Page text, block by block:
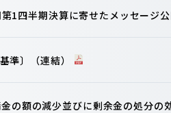
1四半期決算に寄せたメッセージ
準〕（連結）
の額の減少並びに剰余金の処分の